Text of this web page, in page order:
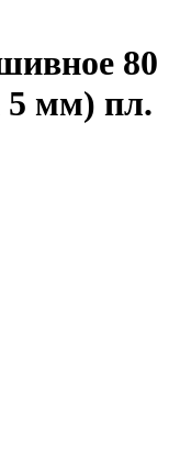
80
5 мм) пл.